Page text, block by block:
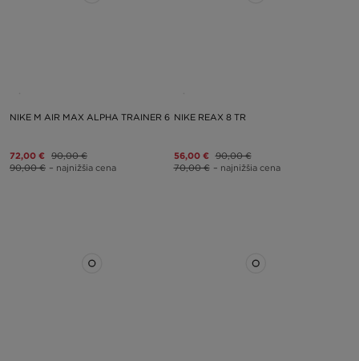
NIKE M AIR MAX ALPHA TRAINER 6
72,00 € 90,00 €
90,00 € – najnižšia cena
NIKE REAX 8 TR
56,00 € 90,00 €
70,00 € – najnižšia cena